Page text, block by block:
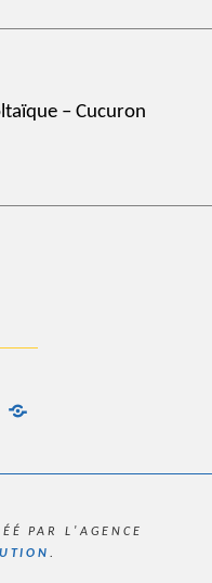
– Cucuron
PAR L'AGENCE
.